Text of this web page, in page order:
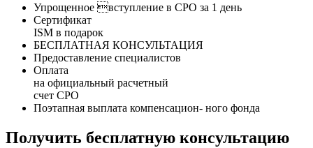
Упрощенное вступление в СРО за 1 день
Сертификат
ISM в подарок
БЕСПЛАТНАЯ КОНСУЛЬТАЦИЯ
Предоставление специалистов
Оплата
на официальный расчетный
счет СРО
Поэтапная выплата компенсацион- ного фонда
Получить бесплатную консультацию